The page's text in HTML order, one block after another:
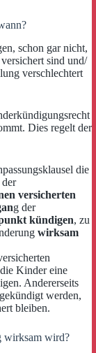
schon gar nicht,
sind und/
verschlechtert
Dies regelt der
die
versicherten
g der
kündigen, zu
wirksam
Kinder eine
Andererseits
werden,
bleiben.
wirksam wird?